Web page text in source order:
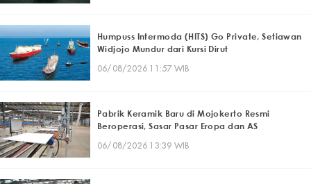
Humpuss Intermoda (HITS) Go Private, Setiawan
Widjojo Mundur dari Kursi Dirut
06/08/2026 11:57 WIB
Pabrik Keramik Baru di Mojokerto Resmi
Beroperasi, Sasar Pasar Eropa dan AS
06/08/2026 13:39 WIB